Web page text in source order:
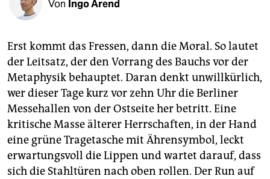
fragen & hilfe
unterstützen
abo
genossenschaft
epaper login
Von Ingo Arend
Erst kommt das Fressen, dann die Moral. So lautet
der Leitsatz, der den Vorrang des Bauchs vor der
Metaphysik behauptet. Daran denkt unwillkürlich,
wer dieser Tage kurz vor zehn Uhr die Berliner
Messehallen von der Ostseite her betritt. Eine
kritische Masse älterer Herrschaften, in der Hand
eine grüne Tragetasche mit Ährensymbol, leckt
erwartungsvoll die Lippen und wartet darauf, dass
sich die Stahltüren nach oben rollen. Der Run auf